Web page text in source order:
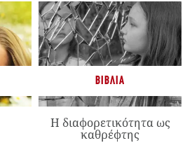
ΒΙΒΛΊΑ
Η διαφορετικότητα ως
καθρέφτης